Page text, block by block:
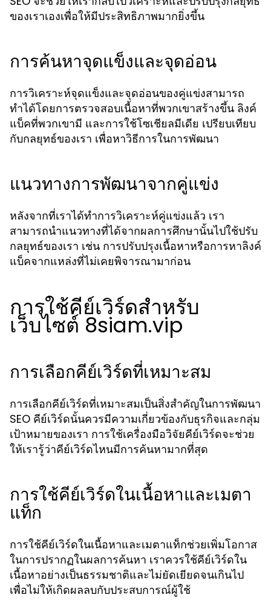
ของเราเองเพื่อให้มีประสิทธิภาพมากยิ่งขึ้น
การค้นหาจุดแข็งและจุดอ่อน
การวิเคราะห์จุดแข็งและจุดอ่อนของคู่แข่งสามารถ
ทำได้โดยการตรวจสอบเนื้อหาที่พวกเขาสร้างขึ้น ลิงค์
แบ็คที่พวกเขามี และการใช้โซเชียลมีเดีย เปรียบเทียบ
กับกลยุทธ์ของเรา เพื่อหาวิธีการในการพัฒนา
แนวทางการพัฒนาจากคู่แข่ง
หลังจากที่เราได้ทำการวิเคราะห์คู่แข่งแล้ว เรา
สามารถนำแนวทางที่ได้จากผลการศึกษานั้นไปใช้ปรับ
กลยุทธ์ของเรา เช่น การปรับปรุงเนื้อหาหรือการหาลิงค์
แบ็คจากแหล่งที่ไม่เคยพิจารณามาก่อน
การใช้คีย์เวิร์ดสำหรับ
เว็บไซต์ 8siam.vip
การเลือกคีย์เวิร์ดที่เหมาะสม
การเลือกคีย์เวิร์ดที่เหมาะสมเป็นสิ่งสำคัญในการพัฒนา
SEO คีย์เวิร์ดนั้นควรมีความเกี่ยวข้องกับธุรกิจและกลุ่ม
เป้าหมายของเรา การใช้เครื่องมือวิจัยคีย์เวิร์ดจะช่วย
ให้เรารู้ว่าคีย์เวิร์ดไหนมีการค้นหามากที่สุด
การใช้คีย์เวิร์ดในเนื้อหาและเมตา
แท็ก
การใช้คีย์เวิร์ดในเนื้อหาและเมตาแท็กช่วยเพิ่มโอกาส
ในการปรากฏในผลการค้นหา เราควรใช้คีย์เวิร์ดใน
เนื้อหาอย่างเป็นธรรมชาติและไม่ยัดเยียดจนเกินไป
เพื่อไม่ให้เกิดผลลบกับประสบการณ์ผู้ใช้